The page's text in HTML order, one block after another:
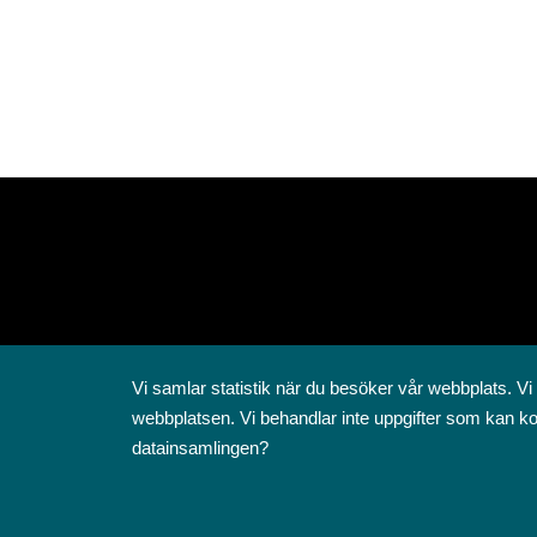
Vi samlar statistik när du besöker vår webbplats.
webbplatsen. Vi behandlar inte uppgifter som kan
datainsamlingen?